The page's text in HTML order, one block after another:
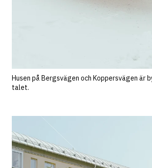
Husen på Bergsvägen och Koppersvägen är
talet.